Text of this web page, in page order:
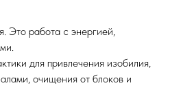
Это работа с энергией,
для привлечения изобилия,
очищения от блоков и